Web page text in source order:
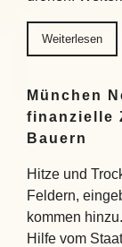
Weiterlesen
München
finanzielle
Bauern
Hitze und
Feldern,
kommen
Hilfe vom